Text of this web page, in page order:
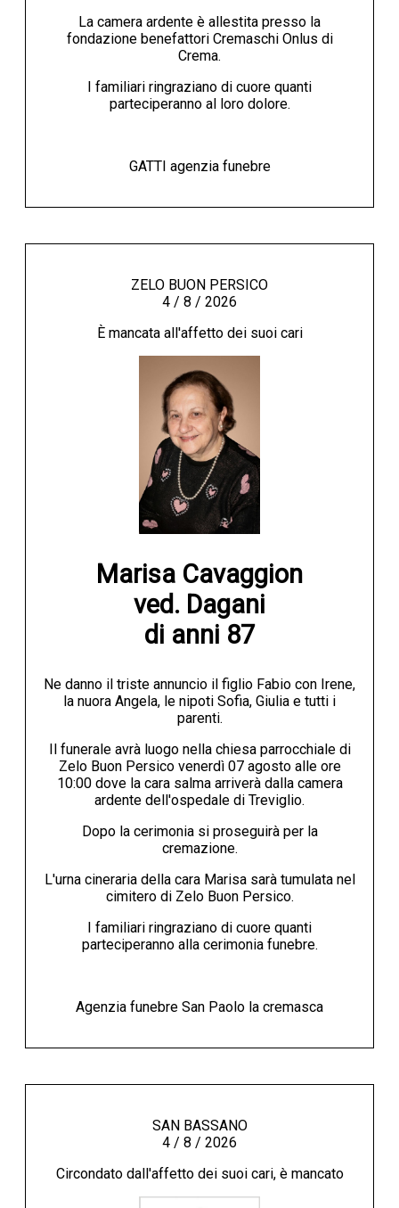
La camera ardente è allestita presso la
fondazione benefattori Cremaschi Onlus di
Crema.
I familiari ringraziano di cuore quanti
parteciperanno al loro dolore.
GATTI agenzia funebre
ZELO BUON PERSICO
4 / 8 / 2026
È mancata all'affetto dei suoi cari
Marisa Cavaggion
ved. Dagani
di anni 87
Ne danno il triste annuncio il figlio Fabio con Irene,
la nuora Angela, le nipoti Sofia, Giulia e tutti i
parenti.
Il funerale avrà luogo nella chiesa parrocchiale di
Zelo Buon Persico venerdì 07 agosto alle ore
10:00 dove la cara salma arriverà dalla camera
ardente dell'ospedale di Treviglio.
Dopo la cerimonia si proseguirà per la
cremazione.
L'urna cineraria della cara Marisa sarà tumulata nel
cimitero di Zelo Buon Persico.
I familiari ringraziano di cuore quanti
parteciperanno alla cerimonia funebre.
Agenzia funebre San Paolo la cremasca
SAN BASSANO
4 / 8 / 2026
Circondato dall'affetto dei suoi cari, è mancato